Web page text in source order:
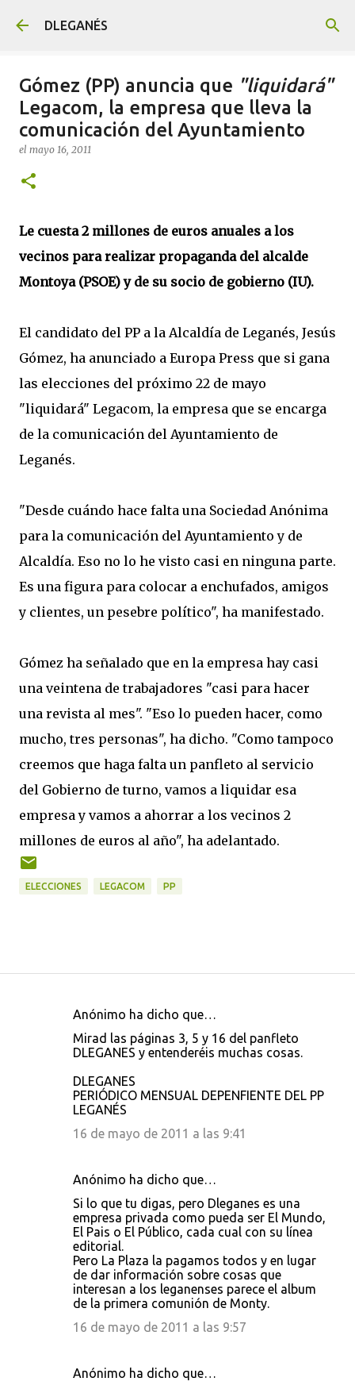
DLEGANÉS
Gómez (PP) anuncia que "liquidará"
Legacom, la empresa que lleva la
comunicación del Ayuntamiento
el mayo 16, 2011
Le cuesta 2 millones de euros anuales a los
vecinos para realizar propaganda del alcalde
Montoya (PSOE) y de su socio de gobierno (IU).
El candidato del PP a la Alcaldía de Leganés, Jesús
Gómez, ha anunciado a Europa Press que si gana
las elecciones del próximo 22 de mayo
"liquidará" Legacom, la empresa que se encarga
de la comunicación del Ayuntamiento de
Leganés.
"Desde cuándo hace falta una Sociedad Anónima
para la comunicación del Ayuntamiento y de
Alcaldía. Eso no lo he visto casi en ninguna parte.
Es una figura para colocar a enchufados, amigos
y clientes, un pesebre político", ha manifestado.
Gómez ha señalado que en la empresa hay casi
una veintena de trabajadores "casi para hacer
una revista al mes". "Eso lo pueden hacer, como
mucho, tres personas", ha dicho. "Como tampoco
creemos que haga falta un panfleto al servicio
del Gobierno de turno, vamos a liquidar esa
empresa y vamos a ahorrar a los vecinos 2
millones de euros al año", ha adelantado.
ELECCIONES LEGACOM PP
Anónimo ha dicho que…
Mirad las páginas 3, 5 y 16 del panfleto
DLEGANES y entenderéis muchas cosas.
DLEGANES
PERIÓDICO MENSUAL DEPENFIENTE DEL PP
LEGANÉS
16 de mayo de 2011 a las 9:41
Anónimo ha dicho que…
Si lo que tu digas, pero Dleganes es una
empresa privada como pueda ser El Mundo,
El Pais o El Público, cada cual con su línea
editorial.
Pero La Plaza la pagamos todos y en lugar
de dar información sobre cosas que
interesan a los leganenses parece el album
de la primera comunión de Monty.
16 de mayo de 2011 a las 9:57
Anónimo ha dicho que…